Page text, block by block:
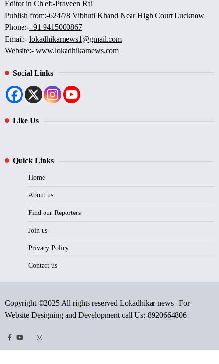
Editor in Chief:-Praveen Rai
Publish from:-624/78 Vibhuti Khand Near High Court Lucknow
Phone:-+91 9415000867
Email:- lokadhikarnews1@gmail.com
Website:- www.lokadhikarnews.com
Social Links
Like Us
Quick Links
Home
About us
Find our Reporters
Join us
Privacy Policy
Contact us
Copyright ©2025 All rights reserved Lokadhikar news | For
Website Designing and Development call Us:-8920664806
Facebook
Youtube
TwitterInstragram